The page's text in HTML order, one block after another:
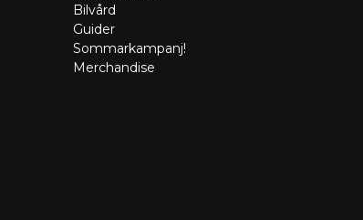
Bilvård
Guider
Sommarkampanj!
Merchandise